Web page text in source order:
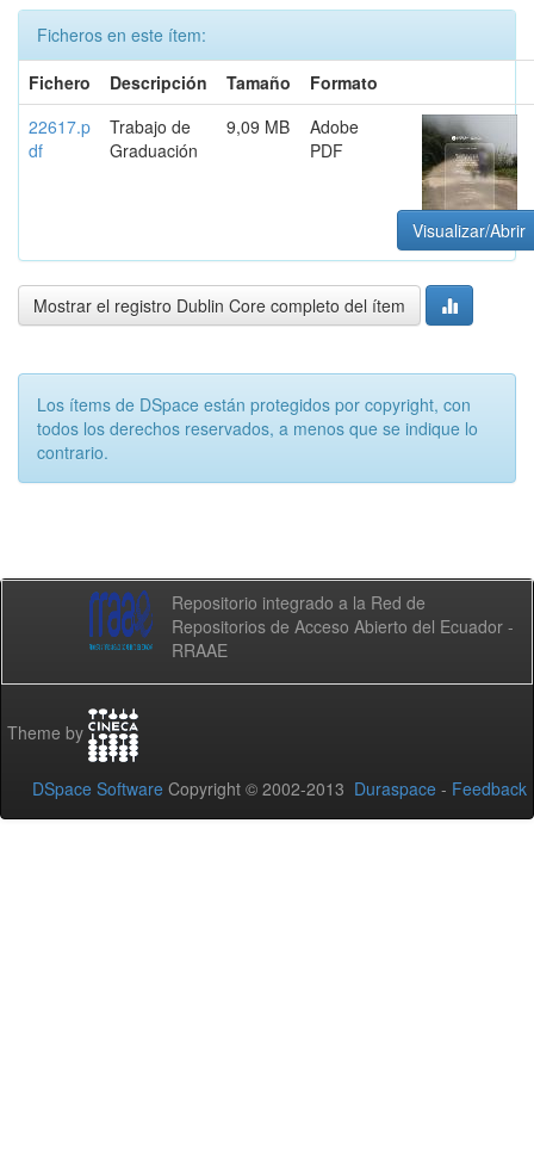
Ficheros en este ítem:
Fichero
Descripción Tamaño
Formato
22617.p
df
Trabajo de
Graduación
9,09 MB
Adobe
PDF
Visualizar/Abrir
Mostrar el registro Dublin Core completo del ítem
Los ítems de DSpace están protegidos por copyright, con
todos los derechos reservados, a menos que se indique lo
contrario.
Repositorio integrado a la Red de
Repositorios de Acceso Abierto del Ecuador -
RRAAE
Theme by
DSpace Software Copyright © 2002-2013 Duraspace - Feedback